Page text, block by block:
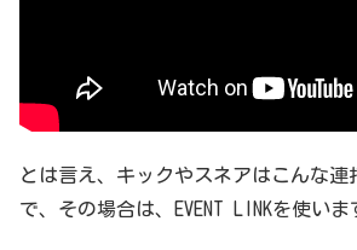
とは言え、キックやスネアはこんな連
で、その場合は、EVENT LINKを使いま